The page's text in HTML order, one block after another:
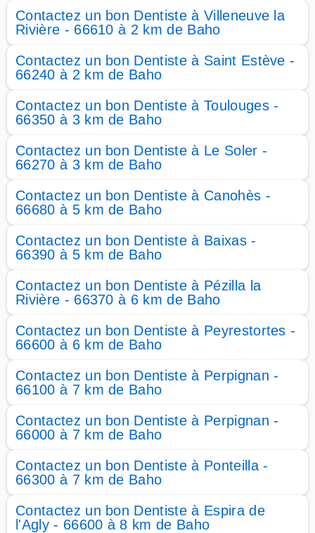
Contactez un bon Dentiste à Villeneuve la
Rivière - 66610 à 2 km de Baho
Contactez un bon Dentiste à Saint Estève -
66240 à 2 km de Baho
Contactez un bon Dentiste à Toulouges -
66350 à 3 km de Baho
Contactez un bon Dentiste à Le Soler -
66270 à 3 km de Baho
Contactez un bon Dentiste à Canohès -
66680 à 5 km de Baho
Contactez un bon Dentiste à Baixas -
66390 à 5 km de Baho
Contactez un bon Dentiste à Pézilla la
Rivière - 66370 à 6 km de Baho
Contactez un bon Dentiste à Peyrestortes -
66600 à 6 km de Baho
Contactez un bon Dentiste à Perpignan -
66100 à 7 km de Baho
Contactez un bon Dentiste à Perpignan -
66000 à 7 km de Baho
Contactez un bon Dentiste à Ponteilla -
66300 à 7 km de Baho
Contactez un bon Dentiste à Espira de
l'Agly - 66600 à 8 km de Baho